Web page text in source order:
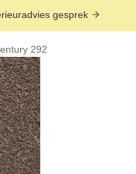
gesprek
292